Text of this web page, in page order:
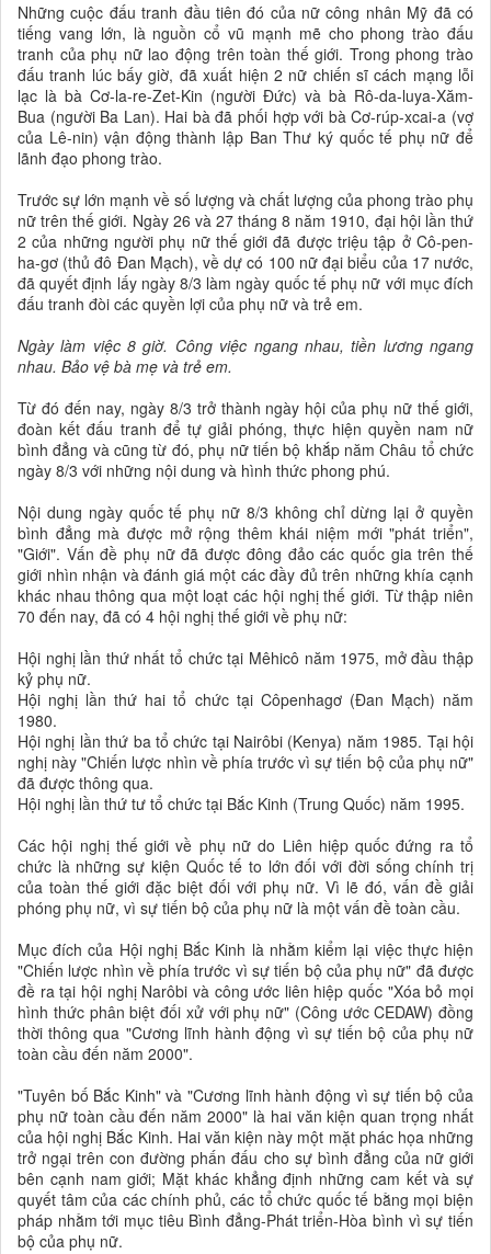
Những cuộc đấu tranh đầu tiên đó của nữ công nhân Mỹ đã có
tiếng vang lớn, là nguồn cổ vũ mạnh mẽ cho phong trào đấu
tranh của phụ nữ lao động trên toàn thế giới. Trong phong trào
đấu tranh lúc bấy giờ, đã xuất hiện 2 nữ chiến sĩ cách mạng lỗi
lạc là bà Cơ-la-re-Zet-Kin (người Ðức) và bà Rô-da-luya-Xăm-
Bua (người Ba Lan). Hai bà đã phối hợp với bà Cơ-rúp-xcai-a (vợ
của Lê-nin) vận động thành lập Ban Thư ký quốc tế phụ nữ để
lãnh đạo phong trào.
Trước sự lớn mạnh về số lượng và chất lượng của phong trào phụ
nữ trên thế giới. Ngày 26 và 27 tháng 8 năm 1910, đại hội lần thứ
2 của những người phụ nữ thế giới đã được triệu tập ở Cô-pen-
ha-gơ (thủ đô Ðan Mạch), về dự có 100 nữ đại biểu của 17 nước,
đã quyết định lấy ngày 8/3 làm ngày quốc tế phụ nữ với mục đích
đấu tranh đòi các quyền lợi của phụ nữ và trẻ em.
Ngày làm việc 8 giờ. Công việc ngang nhau, tiền lương ngang
nhau. Bảo vệ bà mẹ và trẻ em.
Từ đó đến nay, ngày 8/3 trở thành ngày hội của phụ nữ thế giới,
đoàn kết đấu tranh để tự giải phóng, thực hiện quyền nam nữ
bình đẳng và cũng từ đó, phụ nữ tiến bộ khắp năm Châu tổ chức
ngày 8/3 với những nội dung và hình thức phong phú.
Nội dung ngày quốc tế phụ nữ 8/3 không chỉ dừng lại ở quyền
bình đẳng mà được mở rộng thêm khái niệm mới "phát triển",
"Giới". Vấn đề phụ nữ đã được đông đảo các quốc gia trên thế
giới nhìn nhận và đánh giá một các đầy đủ trên những khía cạnh
khác nhau thông qua một loạt các hội nghị thế giới. Từ thập niên
70 đến nay, đã có 4 hội nghị thế giới về phụ nữ:
Hội nghị lần thứ nhất tổ chức tại Mêhicô năm 1975, mở đầu thập
kỷ phụ nữ.
Hội nghị lần thứ hai tổ chức tại Côpenhagơ (Ðan Mạch) năm
1980.
Hội nghị lần thứ ba tổ chức tại Nairôbi (Kenya) năm 1985. Tại hội
nghị này "Chiến lược nhìn về phía trước vì sự tiến bộ của phụ nữ"
đã được thông qua.
Hội nghị lần thứ tư tổ chức tại Bắc Kinh (Trung Quốc) năm 1995.
Các hội nghị thế giới về phụ nữ do Liên hiệp quốc đứng ra tổ
chức là những sự kiện Quốc tế to lớn đối với đời sống chính trị
của toàn thế giới đặc biệt đối với phụ nữ. Vì lẽ đó, vấn đề giải
phóng phụ nữ, vì sự tiến bộ của phụ nữ là một vấn đề toàn cầu.
Mục đích của Hội nghị Bắc Kinh là nhằm kiểm lại việc thực hiện
"Chiến lược nhìn về phía trước vì sự tiến bộ của phụ nữ" đã được
đề ra tại hội nghị Narôbi và công ước liên hiệp quốc "Xóa bỏ mọi
hình thức phân biệt đối xử với phụ nữ" (Công ước CEDAW) đồng
thời thông qua "Cương lĩnh hành động vì sự tiến bộ của phụ nữ
toàn cầu đến năm 2000".
"Tuyên bố Bắc Kinh" và "Cương lĩnh hành động vì sự tiến bộ của
phụ nữ toàn cầu đến năm 2000" là hai văn kiện quan trọng nhất
của hội nghị Bắc Kinh. Hai văn kiện này một mặt phác họa những
trở ngại trên con đường phấn đấu cho sự bình đẳng của nữ giới
bên cạnh nam giới; Mặt khác khẳng định những cam kết và sự
quyết tâm của các chính phủ, các tổ chức quốc tế bằng mọi biện
pháp nhằm tới mục tiêu Bình đẳng-Phát triển-Hòa bình vì sự tiến
bộ của phụ nữ.